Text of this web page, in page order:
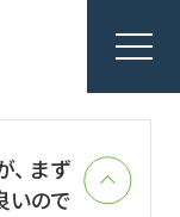
まず
いので